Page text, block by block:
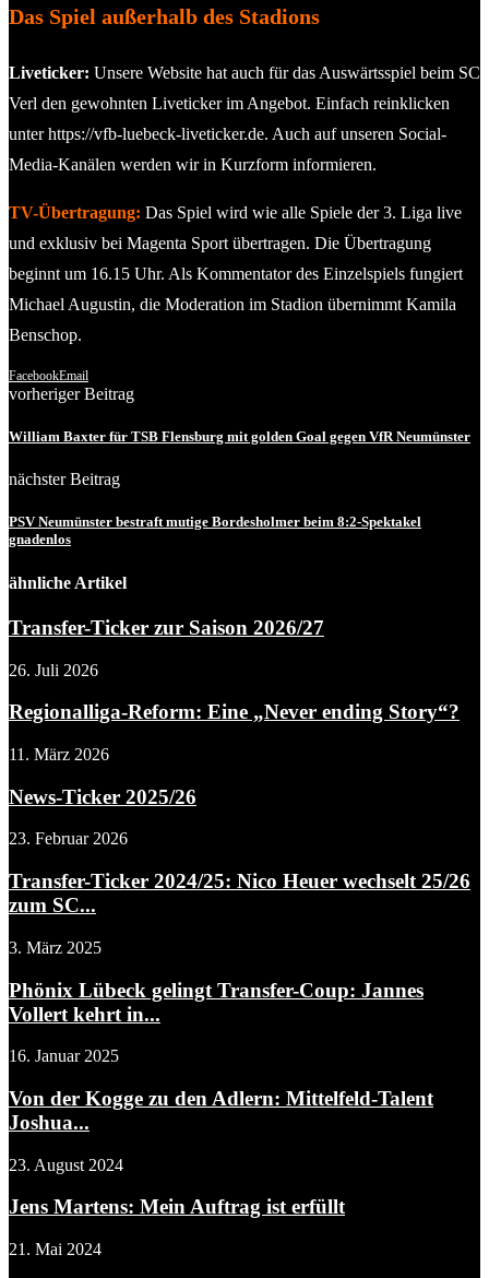
Das Spiel außerhalb des Stadions
Liveticker: Unsere Website hat auch für das Auswärtsspiel beim SC
Verl den gewohnten Liveticker im Angebot. Einfach reinklicken
unter https://vfb-luebeck-liveticker.de. Auch auf unseren Social-
Media-Kanälen werden wir in Kurzform informieren.
TV-Übertragung: Das Spiel wird wie alle Spiele der 3. Liga live
und exklusiv bei Magenta Sport übertragen. Die Übertragung
beginnt um 16.15 Uhr. Als Kommentator des Einzelspiels fungiert
Michael Augustin, die Moderation im Stadion übernimmt Kamila
Benschop.
FacebookEmail
vorheriger Beitrag
William Baxter für TSB Flensburg mit golden Goal gegen VfR Neumünster
nächster Beitrag
PSV Neumünster bestraft mutige Bordesholmer beim 8:2-Spektakel
gnadenlos
ähnliche Artikel
Transfer-Ticker zur Saison 2026/27
26. Juli 2026
Regionalliga-Reform: Eine „Never ending Story“?
11. März 2026
News-Ticker 2025/26
23. Februar 2026
Transfer-Ticker 2024/25: Nico Heuer wechselt 25/26
zum SC...
3. März 2025
Phönix Lübeck gelingt Transfer-Coup: Jannes
Vollert kehrt in...
16. Januar 2025
Von der Kogge zu den Adlern: Mittelfeld-Talent
Joshua...
23. August 2024
Jens Martens: Mein Auftrag ist erfüllt
21. Mai 2024